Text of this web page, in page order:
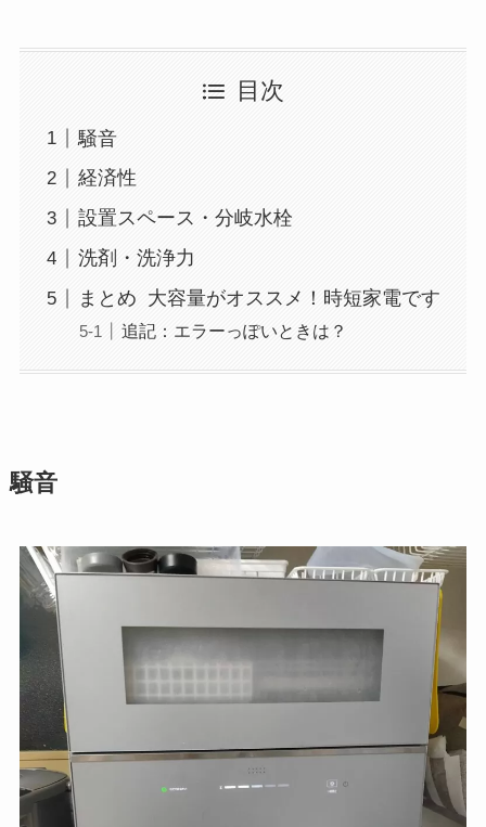
目次
騒音
経済性
設置スペース・分岐水栓
洗剤・洗浄力
まとめ 大容量がオススメ！時短家電です
追記：エラーっぽいときは？
騒音